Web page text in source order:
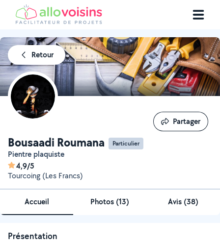
Retour
Bousaadi Roumana Particulier
Pientre plaquiste
4,9/5
Tourcoing (Les Francs)
Partager
Partager
Accueil Photos (13) Avis (38)
Présentation